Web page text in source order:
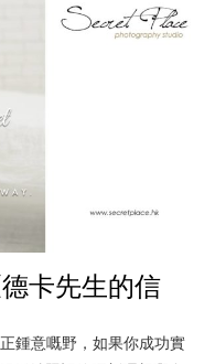
卡先生的信
鍾意嘅野，如果你成功實